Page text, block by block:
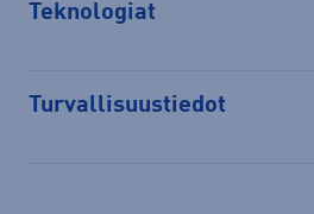
Teknologiat
Turvallisuustiedot